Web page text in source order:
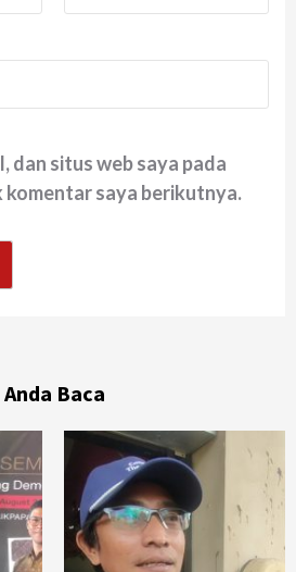
dan situs web saya pada
komentar saya berikutnya.
Baca